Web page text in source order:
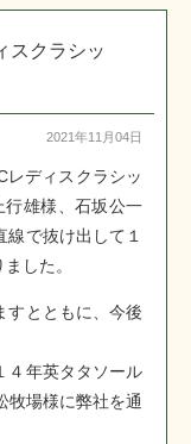
スクラシッ
2021年11月04日
レディスクラシッ
行雄様、石坂公一
で抜け出して１
した。
すとともに、今後
４年英タタソール
牧場様に弊社を通